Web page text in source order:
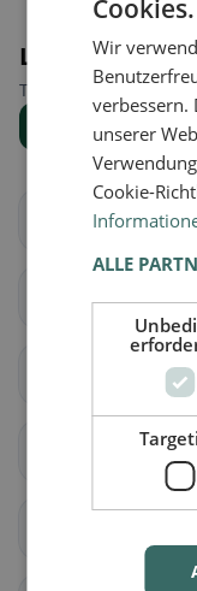
Luoghi nelle
Trova il luogo giusto
Allhaming
Cookies.
Wir
verbessern.
unserer
Cookie-
ALLE